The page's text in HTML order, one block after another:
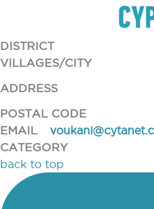
DISTRICT
VILLAGES/CITY
ADDRESS
POSTAL CODE
EMAIL
CATEGORY
back to top